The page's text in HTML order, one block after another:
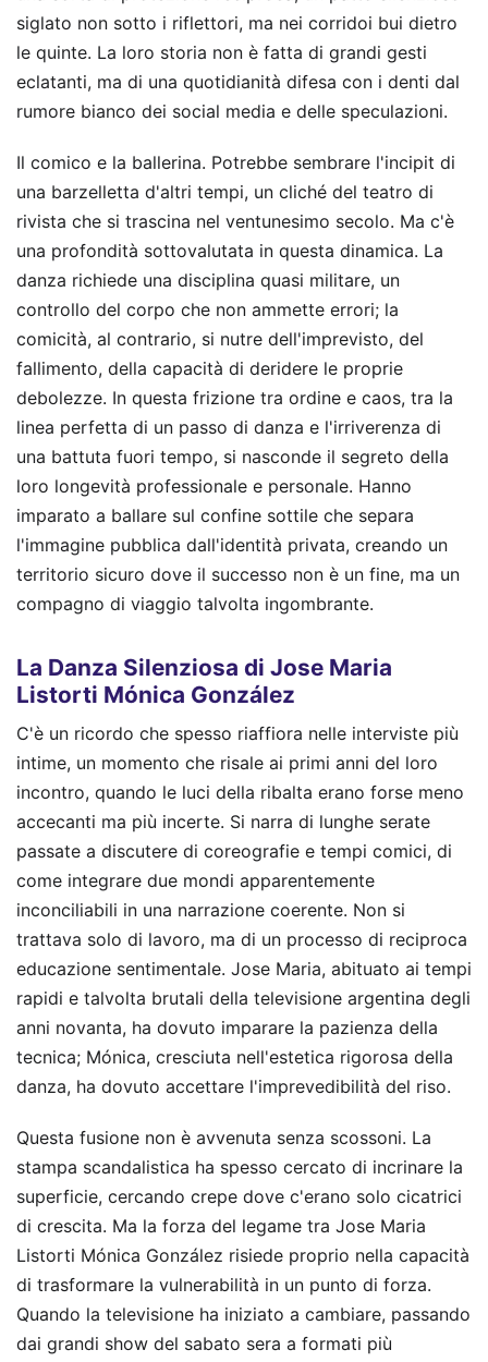
siglato non sotto i riflettori, ma nei corridoi bui dietro
le quinte. La loro storia non è fatta di grandi gesti
eclatanti, ma di una quotidianità difesa con i denti dal
rumore bianco dei social media e delle speculazioni.
Il comico e la ballerina. Potrebbe sembrare l'incipit di
una barzelletta d'altri tempi, un cliché del teatro di
rivista che si trascina nel ventunesimo secolo. Ma c'è
una profondità sottovalutata in questa dinamica. La
danza richiede una disciplina quasi militare, un
controllo del corpo che non ammette errori; la
comicità, al contrario, si nutre dell'imprevisto, del
fallimento, della capacità di deridere le proprie
debolezze. In questa frizione tra ordine e caos, tra la
linea perfetta di un passo di danza e l'irriverenza di
una battuta fuori tempo, si nasconde il segreto della
loro longevità professionale e personale. Hanno
imparato a ballare sul confine sottile che separa
l'immagine pubblica dall'identità privata, creando un
territorio sicuro dove il successo non è un fine, ma un
compagno di viaggio talvolta ingombrante.
La Danza Silenziosa di Jose Maria
Listorti Mónica González
C'è un ricordo che spesso riaffiora nelle interviste più
intime, un momento che risale ai primi anni del loro
incontro, quando le luci della ribalta erano forse meno
accecanti ma più incerte. Si narra di lunghe serate
passate a discutere di coreografie e tempi comici, di
come integrare due mondi apparentemente
inconciliabili in una narrazione coerente. Non si
trattava solo di lavoro, ma di un processo di reciproca
educazione sentimentale. Jose Maria, abituato ai tempi
rapidi e talvolta brutali della televisione argentina degli
anni novanta, ha dovuto imparare la pazienza della
tecnica; Mónica, cresciuta nell'estetica rigorosa della
danza, ha dovuto accettare l'imprevedibilità del riso.
Questa fusione non è avvenuta senza scossoni. La
stampa scandalistica ha spesso cercato di incrinare la
superficie, cercando crepe dove c'erano solo cicatrici
di crescita. Ma la forza del legame tra Jose Maria
Listorti Mónica González risiede proprio nella capacità
di trasformare la vulnerabilità in un punto di forza.
Quando la televisione ha iniziato a cambiare, passando
dai grandi show del sabato sera a formati più